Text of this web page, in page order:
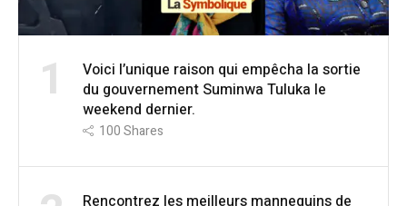
1
Voici l’unique raison qui empêcha la sortie
du gouvernement Suminwa Tuluka le
weekend dernier.
100Shares
Rencontrez les meilleurs mannequins de